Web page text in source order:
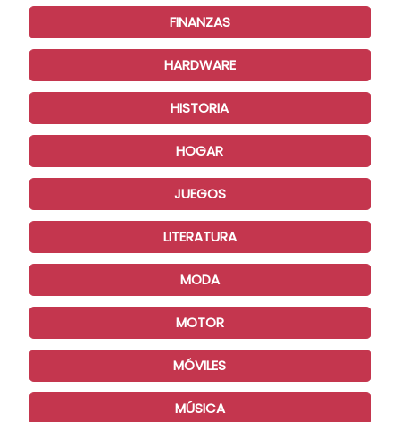
FINANZAS
HARDWARE
HISTORIA
HOGAR
JUEGOS
LITERATURA
MODA
MOTOR
MÓVILES
MÚSICA